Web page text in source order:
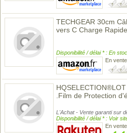
TECHGEAR 30cm
vers C Charge
Disponibilité / délai * : En
En
.Film de Protection
L'Achat - Vente garanti sur
Disponibilité / délai * : Voir
En